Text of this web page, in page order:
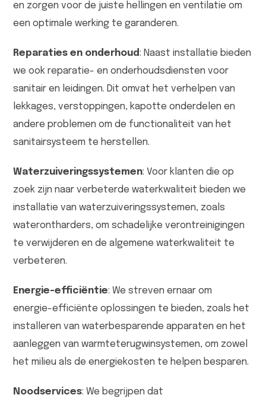
en zorgen voor de juiste hellingen en ventilatie om
een optimale werking te garanderen.
Reparaties en onderhoud: Naast installatie bieden
we ook reparatie- en onderhoudsdiensten voor
sanitair en leidingen. Dit omvat het verhelpen van
lekkages, verstoppingen, kapotte onderdelen en
andere problemen om de functionaliteit van het
sanitairsysteem te herstellen.
Waterzuiveringssystemen: Voor klanten die op
zoek zijn naar verbeterde waterkwaliteit bieden we
installatie van waterzuiveringssystemen, zoals
waterontharders, om schadelijke verontreinigingen
te verwijderen en de algemene waterkwaliteit te
verbeteren.
Energie-efficiëntie: We streven ernaar om
energie-efficiënte oplossingen te bieden, zoals het
installeren van waterbesparende apparaten en het
aanleggen van warmteterugwinsystemen, om zowel
het milieu als de energiekosten te helpen besparen.
Noodservices: We begrijpen dat